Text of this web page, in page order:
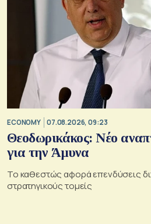
ECONOMY 07.08.2026, 09:23
Θεοδωρικάκος: Νέο
για την Άμυνα
Το καθεστώς αφορά επενδύσεις
στρατηγικούς τομείς